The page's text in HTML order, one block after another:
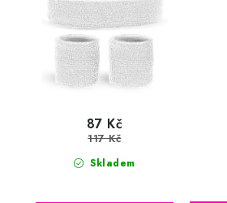
Skladem
87 Kč
117 Kč